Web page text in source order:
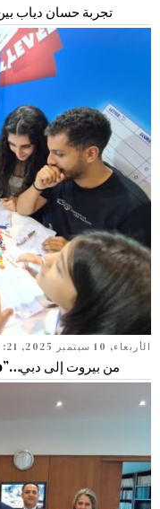
تجربة حسان دياب
الأربعاء, 10 سبتمبر 2025, 10:21
من بيروت إلى دبي…”Top Stop” اللبنانية تقتحم المعارض الدولية